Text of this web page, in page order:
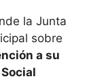
la Junta
sobre
a su